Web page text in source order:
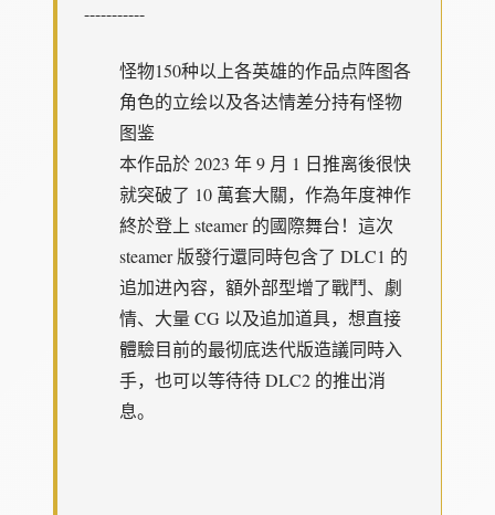
-----------
怪物150种以上各英雄的作品点阵图各
角色的立绘以及各达情差分持有怪物
图鉴
本作品於 2023 年 9 月 1 日推离後很快
就突破了 10 萬套大關，作為年度神作
終於登上 steamer 的國際舞台！這次
steamer 版發行還同時包含了 DLC1 的
追加进內容，額外部型增了戰鬥、劇
情、大量 CG 以及追加道具，想直接
體驗目前的最彻底迭代版造議同時入
手，也可以等待待 DLC2 的推出消
息。